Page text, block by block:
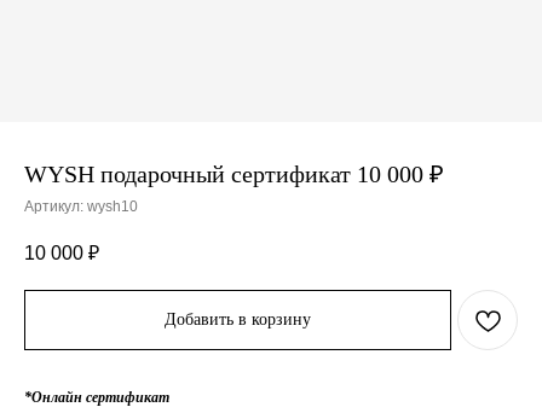
WYSH подарочный сертификат 10 000 ₽
Артикул: wysh10
10 000 ₽
Добавить в корзину
*Онлайн сертификат